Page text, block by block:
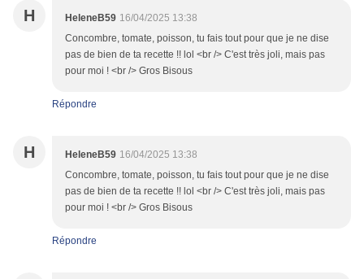
H HeleneB59 16/04/2025 13:38
Concombre, tomate, poisson, tu fais tout pour que je ne dise
pas de bien de ta recette !! lol <br /> C'est très joli, mais pas
pour moi ! <br /> Gros Bisous
Répondre
H HeleneB59 16/04/2025 13:38
Concombre, tomate, poisson, tu fais tout pour que je ne dise
pas de bien de ta recette !! lol <br /> C'est très joli, mais pas
pour moi ! <br /> Gros Bisous
Répondre